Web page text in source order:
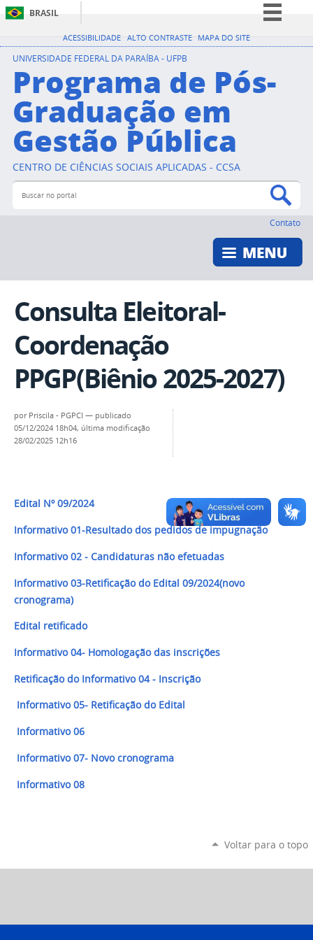
ACESSIBILIDADE ALTO CONTRASTE MAPA DO SITE
BRASIL
Simplifique!
Participe
Legislação
Canais
UNIVERSIDADE FEDERAL DA PARAÍBA - UFPB
Programa de Pós-
Graduação em
Gestão Pública
CENTRO DE CIÊNCIAS SOCIAIS APLICADAS - CCSA
Buscar no portal
Contato
Consulta Eleitoral-
Coordenação
PPGP(Biênio 2025-2027)
por Priscila - PGPCI — publicado
05/12/2024 18h04, última modificação
28/02/2025 12h16
Edital Nº 09/2024
Informativo 01-Resultado dos pedidos de impugnação
Informativo 02 - Candidaturas não efetuadas
Informativo 03-Retificação do Edital 09/2024(novo
cronograma)
Edital retificado
Informativo 04- Homologação das inscrições
Retificação do Informativo 04 - Inscrição
Informativo 05- Retificação do Edital
Informativo 06
Informativo 07- Novo cronograma
Informativo 08
Voltar para o topo